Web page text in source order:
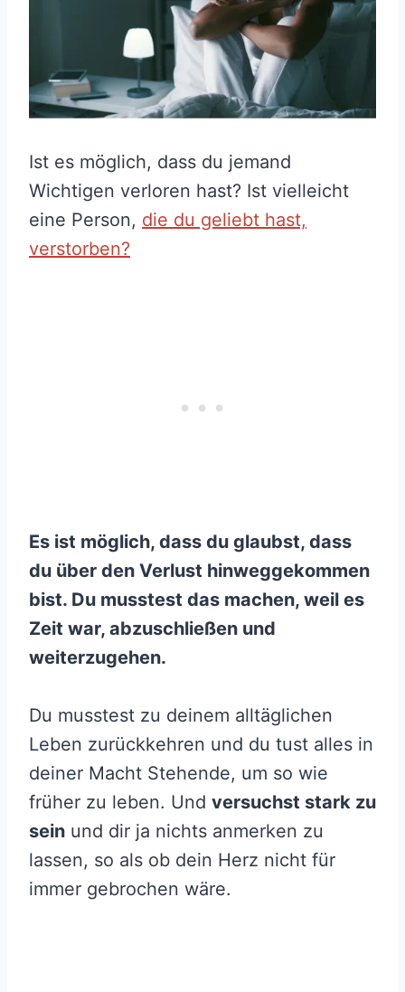
Ist es möglich, dass du jemand
Wichtigen verloren hast? Ist vielleicht
eine Person, die du geliebt hast,
verstorben?
Es ist möglich, dass du glaubst, dass
du über den Verlust hinweggekommen
bist. Du musstest das machen, weil es
Zeit war, abzuschließen und
weiterzugehen.
Du musstest zu deinem alltäglichen
Leben zurückkehren und du tust alles in
deiner Macht Stehende, um so wie
früher zu leben. Und versuchst stark zu
sein und dir ja nichts anmerken zu
lassen, so als ob dein Herz nicht für
immer gebrochen wäre.